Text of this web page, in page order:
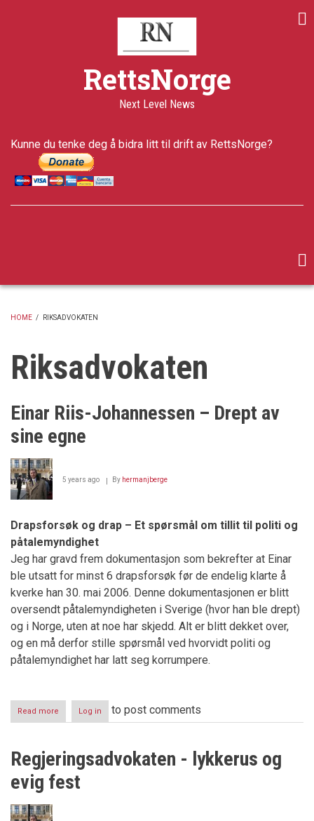
RettsNorge
Next Level News
Kunne du tenke deg å bidra litt til drift av RettsNorge?
HOME / RIKSADVOKATEN
Riksadvokaten
Einar Riis-Johannessen – Drept av
sine egne
5 years ago By hermanjberge
Drapsforsøk og drap – Et spørsmål om tillit til politi og
påtalemyndighet
Jeg har gravd frem dokumentasjon som bekrefter at Einar
ble utsatt for minst 6 drapsforsøk før de endelig klarte å
kverke han 30. mai 2006. Denne dokumentasjonen er blitt
oversendt påtalemyndigheten i Sverige (hvor han ble drept)
og i Norge, uten at noe har skjedd. Alt er blitt dekket over,
og en må derfor stille spørsmål ved hvorvidt politi og
påtalemyndighet har latt seg korrumpere.
Read more
Einar
–
Drept
av
Log in to post comments
Regjeringsadvokaten - lykkerus og
evig fest